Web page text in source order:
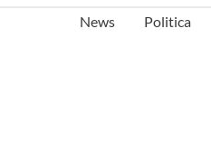
News Politica